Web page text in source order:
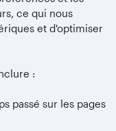
ce qui nous
et d'optimiser
:
passé sur les pages